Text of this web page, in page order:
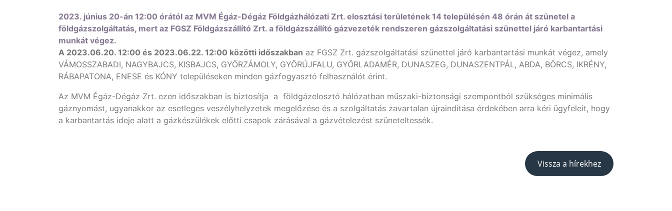
2023. június 20-án 12:00 órától az MVM Égáz-Dégáz Földgázhálózati Zrt. elosztási területének 14 településén 48 órán át szünetel a
földgázszolgáltatás, mert az FGSZ Földgázszállító Zrt. a földgázszállító gázvezeték rendszeren gázszolgáltatási szünettel járó karbantartási
munkát végez.
A 2023.06.20. 12:00 és 2023.06.22. 12:00 közötti időszakban az FGSZ Zrt. gázszolgáltatási szünettel járó karbantartási munkát végez, amely
VÁMOSSZABADI, NAGYBAJCS, KISBAJCS, GYŐRZÁMOLY, GYŐRÚJFALU, GYŐRLADAMÉR, DUNASZEG, DUNASZENTPÁL, ABDA, BÖRCS, IKRÉNY,
RÁBAPATONA, ENESE és KÓNY településeken minden gázfogyasztó felhasználót érint.
Az MVM Égáz-Dégáz Zrt. ezen időszakban is biztosítja a földgázelosztó hálózatban műszaki-biztonsági szempontból szükséges minimális
gáznyomást, ugyanakkor az esetleges veszélyhelyzetek megelőzése és a szolgáltatás zavartalan újraindítása érdekében arra kéri ügyfeleit, hogy
a karbantartás ideje alatt a gázkészülékek előtti csapok zárásával a gázvételezést szüneteltessék.
Vissza a hírekhez